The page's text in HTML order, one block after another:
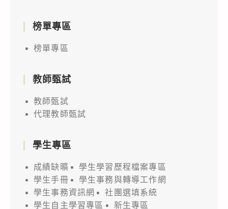
榜單專區
榜單專區
教師甄試
教師甄試
代理教師甄試
學生專區
成績缺曠
學生學習歷程檔案專區
學生手冊
學生事務與轉導工作網
學生事務資訊網
社團選填系統
學生自主學習專區
新生專區